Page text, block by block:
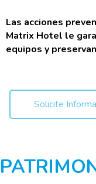
Las acciones
Matrix Hotel le
equipos y
Solicite